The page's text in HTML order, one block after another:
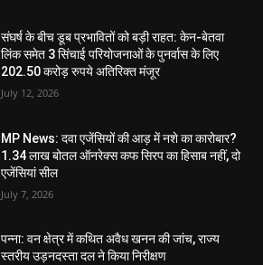
संघर्ष के बीच डूब प्रभावितों को बड़ी राहत: केन-बेतवा
लिंक समेत 3 सिंचाई परियोजनाओं के पुनर्वास के लिए
202.50 करोड़ रुपये अतिरिक्त मंजूर
July 12, 2026
MP News: दवा एजेंसियों की आड़ में नशे का कारोबार?
1.34 लाख बोतल ऑनरेक्स कफ सिरप का हिसाब नहीं, दो
एजेंसियां सील
July 7, 2026
पन्ना: वन क्षेत्र में कथित अवैध खनन की जांच, राज्य
स्तरीय उड़नदस्ता दल ने किया निरीक्षण